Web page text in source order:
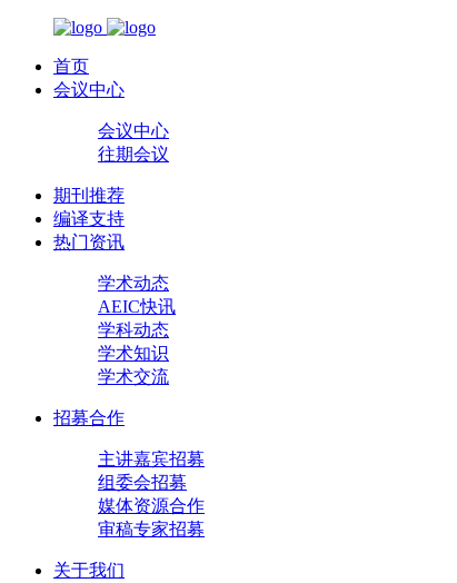
首页
会议中心
会议中心
往期会议
期刊推荐
编译支持
热门资讯
学术动态
AEIC快讯
学科动态
学术知识
学术交流
招募合作
主讲嘉宾招募
组委会招募
媒体资源合作
审稿专家招募
关于我们